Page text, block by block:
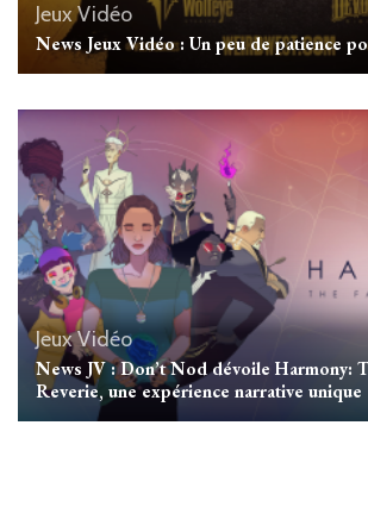
Jeux Vidéo
News Jeux Vidéo : Un peu de patience
Jeux Vidéo
News JV : Don’t Nod dévoile Harmony:
Reverie, une expérience narrative unique